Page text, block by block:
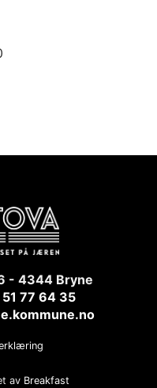
- 4344 Bryne
51 77 64 35
av Breakfast